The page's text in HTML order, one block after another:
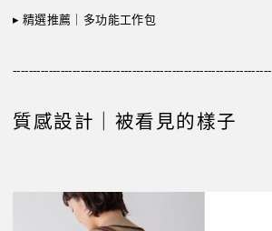
▸ 精選推薦｜多功能工作包
-----------------------------------------------------------------
質感設計｜被看見的樣子